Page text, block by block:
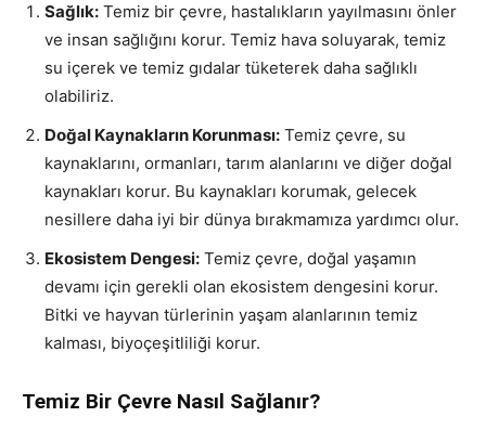
Sağlık: Temiz bir çevre, hastalıkların yayılmasını önler
ve insan sağlığını korur. Temiz hava soluyarak, temiz
su içerek ve temiz gıdalar tüketerek daha sağlıklı
olabiliriz.
Doğal Kaynakların Korunması: Temiz çevre, su
kaynaklarını, ormanları, tarım alanlarını ve diğer doğal
kaynakları korur. Bu kaynakları korumak, gelecek
nesillere daha iyi bir dünya bırakmamıza yardımcı olur.
Ekosistem Dengesi: Temiz çevre, doğal yaşamın
devamı için gerekli olan ekosistem dengesini korur.
Bitki ve hayvan türlerinin yaşam alanlarının temiz
kalması, biyoçeşitliliği korur.
Temiz Bir Çevre Nasıl Sağlanır?